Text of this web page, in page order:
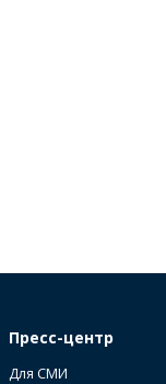
Пресс-центр
Для СМИ